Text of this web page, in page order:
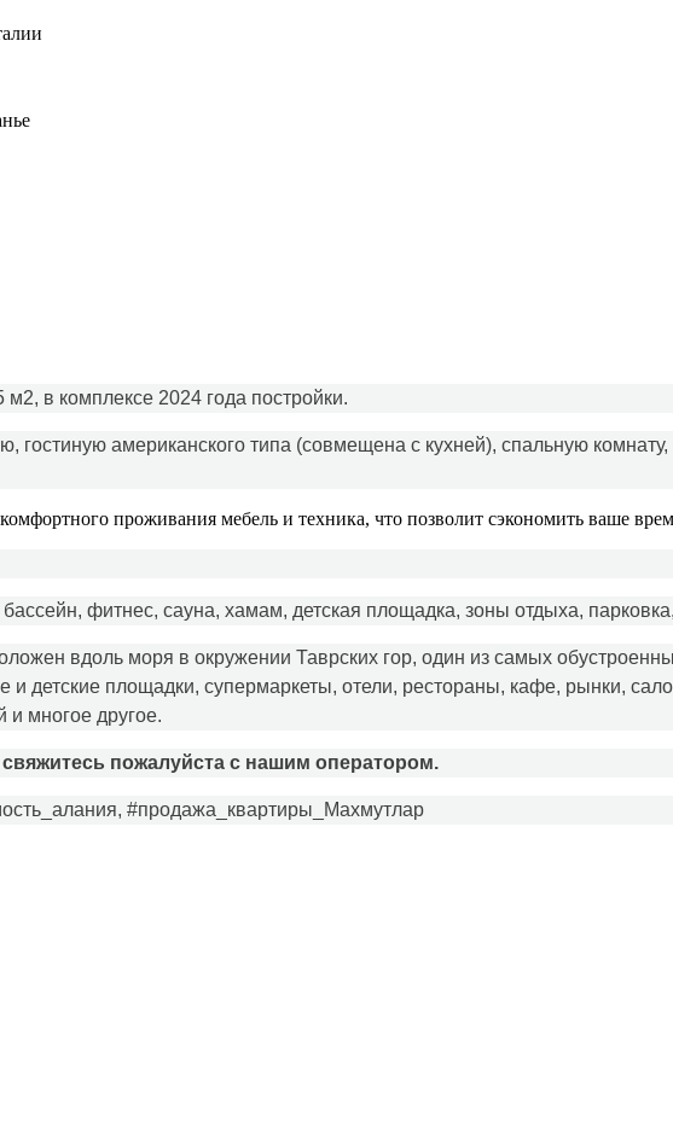
в комплексе 2024 года постройки.
гостиную американского типа (совмещена с кухней), спальную
проживания мебель и техника, что позволит сэкономить ваше
фитнес, сауна, хамам, детская площадка, зоны отдыха,
вдоль моря в окружении Таврских гор, один из самых
детские площадки, супермаркеты, отели, рестораны, кафе, рынки,
и многое другое.
пожалуйста с нашим оператором.
#продажа_квартиры_Махмутлар